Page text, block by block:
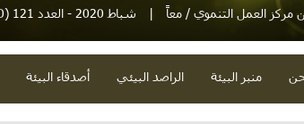
مركز العمل التنموي / معاً | شباط 2020 - العدد 121 (2020-02-01)
منبر البيئة الراصد البيئي أصدقاء البيئة